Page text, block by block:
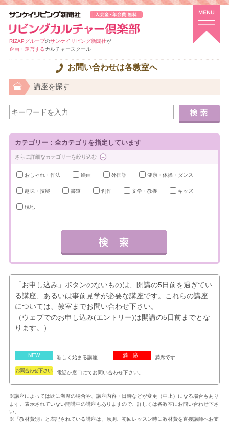
RIZAPグループのサンケイリビング新聞社が
企画・運営するカルチャースクール
お問い合わせは各教室へ
講座を探す
カテゴリー：全カテゴリを指定しています
さらに詳細なカテゴリーを絞り込む
おしゃれ・作法 絵画 外国語 健康・体操・ダンス
趣味・技能 書道 創作 文学・教養 キッズ
現地
「お申し込み」ボタンのないものは、開講の5日前を過ぎてい
る講座、あるいは事前見学が必要な講座です。これらの講座
については、教室までお問い合わせ下さい。
（ウェブでのお申し込み(エントリー)は開講の5日前までとな
ります。）
NEW 新しく始まる講座 満席 満席です
お問合わせ下さい 電話か窓口にてお問い合わせ下さい。
※講座によっては既に満席の場合や、講座内容・日時などが変更（中止）になる場合もあり
ます。表示されていない開講中の講座もありますので、詳しくは各教室にお問い合わせ下さ
い。
※「教材費別」と表記されている講座は、原則、初回レッスン時に教材費を直接講師へお支